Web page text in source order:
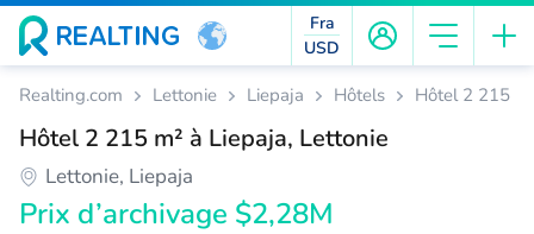
Fra
USD
Realting.com Lettonie Liepaja Hôtels Hôtel 2 215
Hôtel 2 215 m² à Liepaja, Lettonie
Lettonie, Liepaja
Prix d’archivage $2,28M